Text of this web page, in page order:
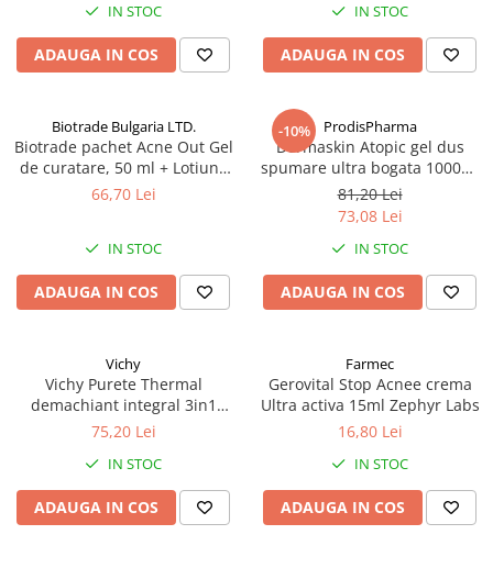
Suplimente alimentare copii
Produse antiparazitare
Accesorii
Altele-Mama si copil
Produse pentru ingrijire si
Ingrijire maini si picioare
Ingrijire par
Scutece adulti
Igiena intima
Ingrijire corp
Produse anti-insecte
Protectie solara
IN STOC
ADAUGA IN COS
IN STOC
ADAUGA IN COS
Biotrade Bulgaria LTD.
Biotrade pachet Acne Out Gel
de curatare, 50 ml + Lotiune
activa, 20 ml + Crema
66,70 Lei
IN STOC
ADAUGA IN COS
-10% ProdisPharma
Dermaskin Atopic gel dus
spumare ultra bogata 1000ml
Zephyr Labs
81,20 Lei
73,08 Lei
IN STOC
ADAUGA IN COS
Vichy
Vichy Purete Thermal
demachiant integral 3in1
200ml Zephyr Labs
75,20 Lei
IN STOC
ADAUGA IN COS
Farmec
Gerovital Stop Acnee crema
Ultra activa 15ml Zephyr Labs
16,80 Lei
IN STOC
ADAUGA IN COS